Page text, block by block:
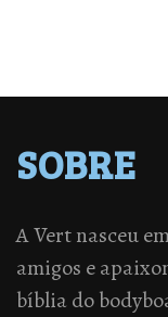
SOBRE
A Vert nasceu
amigos e
bíblia do